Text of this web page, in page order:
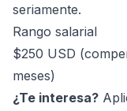
seriamente.
Rango salarial
$250 USD
meses)
¿Te interesa?